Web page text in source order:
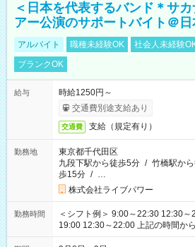
＜日本を代表するバンド＊サ
アー公演のサポートバイト＠
アルバイト 職種未経験OK 社会人未経験
ブランクOK
給与
時給1250円～
交通費別途支給あり
交通費 支給（規定有り）
勤務地
東京都千代田区
九段下駅から徒歩5分 / 竹橋駅か
歩15分 / …
株式会社ライブパワー
勤務時間
＜シフト例＞ 9:00～22:30 12:30
19:00 12:30～22:00 上記の時間から好きな時間を選べます！ ※
時間は変更となる可能性があります